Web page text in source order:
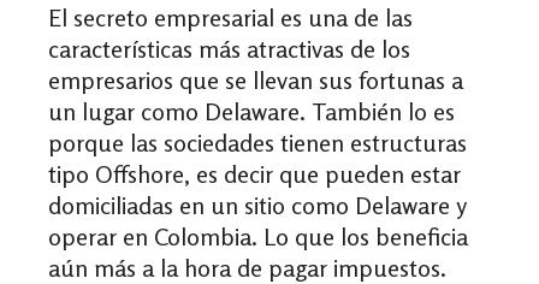
El secreto empresarial es una de las
características más atractivas de los
empresarios que se llevan sus fortunas a
un lugar como Delaware. También lo es
porque las sociedades tienen estructuras
tipo Offshore, es decir que pueden estar
domiciliadas en un sitio como Delaware y
operar en Colombia. Lo que los beneficia
aún más a la hora de pagar impuestos.